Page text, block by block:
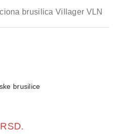
brusilica Villager VLN
brusilice
RSD.